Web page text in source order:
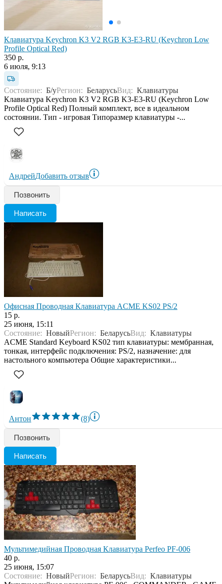
Клавиатура Keychron K3 V2 RGB K3-E3-RU (Keychron Low
Profile Optical Red)
350 р.
6 июля, 9:13
Состояние: Б/уРегион: БеларусьВид: Клавиатуры
Клавиатура Keychron K3 V2 RGB K3-E3-RU (Keychron Low
Profile Optical Red) Полный комплект, все в идеальном
состоянии. Тип - игровая Типоразмер клавиатуры -...
АндрейДобавить отзыв
Позвонить
Написать
Офисная Проводная Клавиатура ACME KS02 PS/2
15 р.
25 июня, 15:11
Состояние: НовыйРегион: БеларусьВид: Клавиатуры
ACME Standard Keyboard KS02 тип клавиатуры: мембранная,
тонкая, интерфейс подключения: PS/2, назначение: для
настольного компьютера Общие характеристики...
Антон (8)
Позвонить
Написать
Мультимедийная Проводная Клавиатура Perfeo PF-006
40 р.
25 июня, 15:07
Состояние: НовыйРегион: БеларусьВид: Клавиатуры